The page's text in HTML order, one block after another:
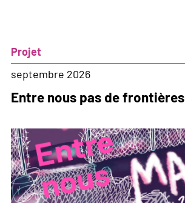
Projet
septembre 2026
Entre nous pas de frontières